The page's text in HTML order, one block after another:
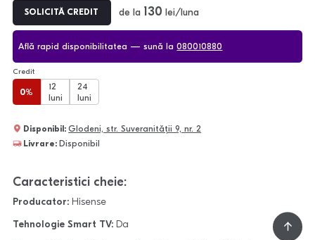
SOLICITĂ CREDIT de la 130 lei/luna
Află rapid disponibilitatea — sună la080010880
Credit
0%
12
luni
24
luni
Disponibil: Glodeni, str. Suveranității 9, nr. 2
Livrare: Disponibil
Caracteristici cheie:
Producator:Hisense
Tehnologie Smart TV:Da